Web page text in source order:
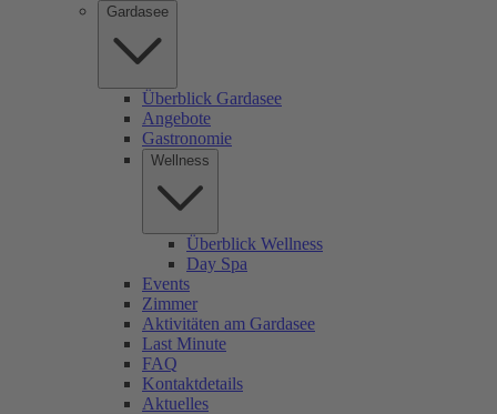
Gardasee
Überblick Gardasee
Angebote
Gastronomie
Wellness
Überblick Wellness
Day Spa
Events
Zimmer
Aktivitäten am Gardasee
Last Minute
FAQ
Kontaktdetails
Aktuelles